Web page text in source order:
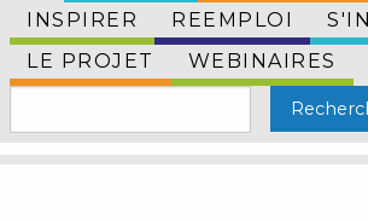
INSPIRER
REEMPLOI
LE PROJET
WEBINAIRES